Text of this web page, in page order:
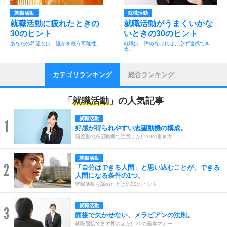
就職活動
就職活動に疲れたときの
30のヒント
あなたの希望とは、誰かを救う可能性。
就職活動
就職活動がうまくいかな
いときの30のヒント
就職は、諦めなければ、必ず達成でき
る。
カテゴリランキング 総合ランキング
「 就職活動 」の人気記事
1 就職活動
好感が得られやすい志望動機の構成。
履歴書の志望動機で注意したい30の書き方
2
就職活動
「自分はできる人間」と思い込むことが、できる
人間になる条件の1つ。
就職活動を諦めたときの30のヒント
3 就職活動
面接で欠かせない、メラビアンの法則。
就職面接でまず押さえたい30の基本マナー